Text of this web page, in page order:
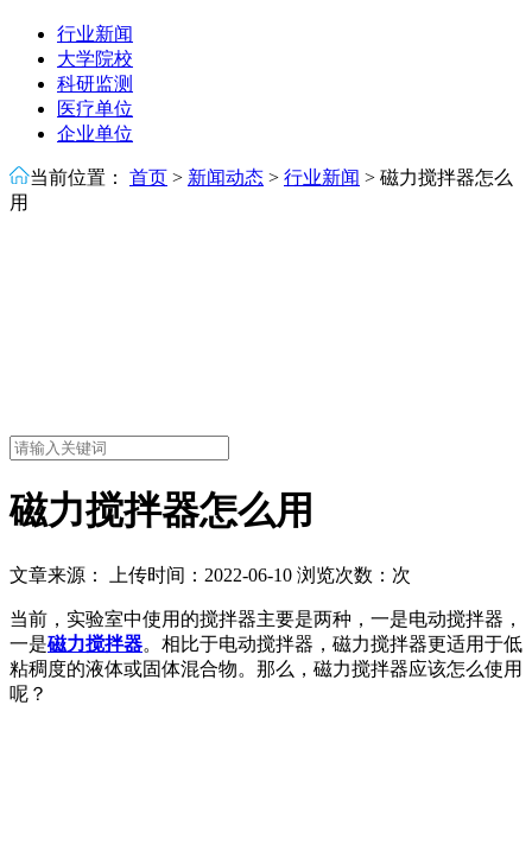
行业新闻
大学院校
科研监测
医疗单位
企业单位
当前位置： 首页 > 新闻动态 > 行业新闻 > 磁力搅拌器怎么
用
磁力搅拌器怎么用
文章来源： 上传时间：2022-06-10 浏览次数： 次
当前，实验室中使用的搅拌器主要是两种，一是电动搅拌器，
一是磁力搅拌器。相比于电动搅拌器，磁力搅拌器更适用于低
粘稠度的液体或固体混合物。那么，磁力搅拌器应该怎么使用
呢？